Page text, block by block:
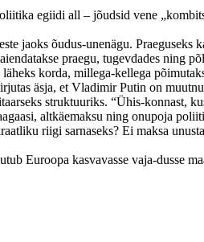
egiidi all – jõudsid vene
jaoks õudus-unenägu. Praeguseks
praegu, tugevdades ning
korda, millega-kellega
äsja, et Vladimir Putin on
struktuuriks. “Ühis-konnast,
altkäemaksu ning onupoja
riigi sarnaseks? Ei maksa
Euroopa kasvavasse vaja-dusse